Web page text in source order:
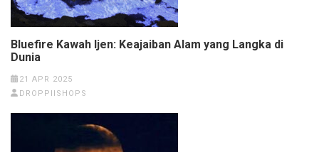
Bluefire Kawah Ijen: Keajaiban Alam yang Langka di
Dunia
21 APR 2025
DROPPIISHOPS